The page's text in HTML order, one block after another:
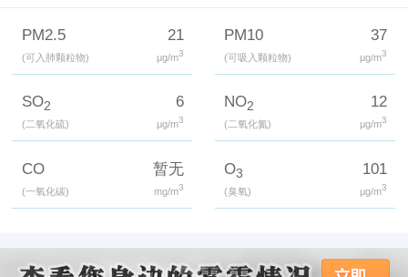
PM2.5
(可入肺颗粒物)
21
μg/m3
PM10
(可吸入颗粒物)
37
μg/m3
SO2
(二氧化硫)
6
μg/m3
NO2
(二氧化氮)
12
μg/m3
CO
(一氧化碳)
暂无
mg/m3
O3
(臭氧)
101
μg/m3